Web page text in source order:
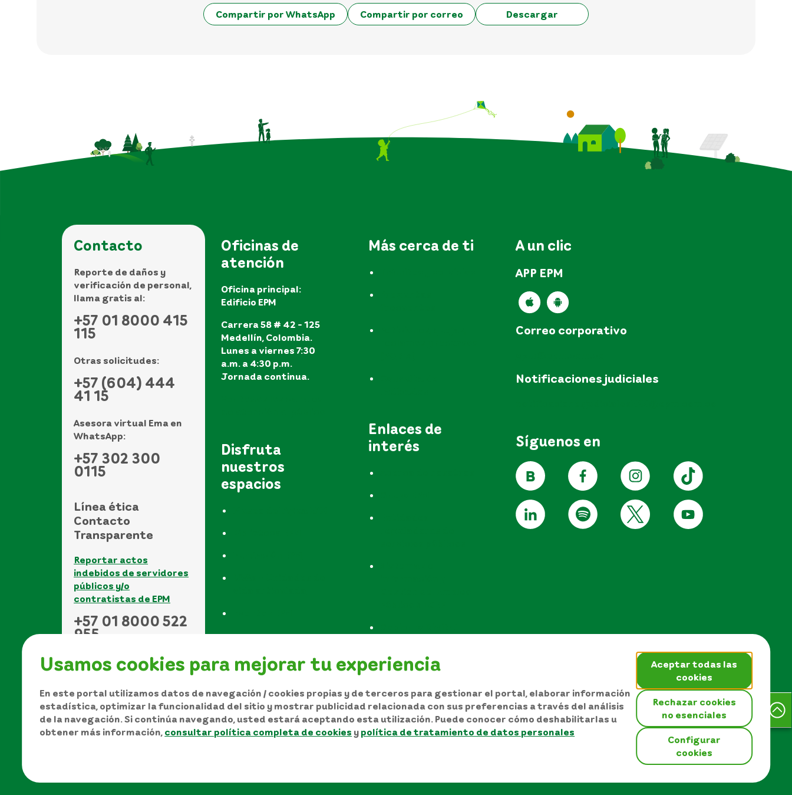
Compartir por WhatsApp Compartir por correo Descargar
Usamos cookies para mejorar tu experiencia
En este portal utilizamos datos de navegación / cookies propias y de terceros para gestionar el portal, elaborar información
estadística, optimizar la funcionalidad del sitio y mostrar publicidad relacionada con sus preferencias a través del análisis
de la navegación. Si continúa navegando, usted estará aceptando esta utilización. Puede conocer cómo deshabilitarlas u
obtener más información, consultar política completa de cookies y política de tratamiento de datos personales
Aceptar todas las
cookies
Rechazar cookies
no esenciales
Configurar
cookies
Contacto
Reporte de daños y
verificación de personal,
llama gratis al:
+57 01 8000 415
115
Otras solicitudes:
+57 (604) 444
41 15
Asesora virtual Ema en
WhatsApp:
+57 302 300
0115
Línea ética
Contacto
Transparente
Reportar actos
indebidos de servidores
públicos y/o
contratistas de EPM
+57 01 8000 522
955
Oficinas de
atención
Oficina principal:
Edificio EPM
Carrera 58 # 42 - 125
Medellín, Colombia.
Lunes a viernes 7:30
a.m. a 4:30 p.m.
Jornada continua.
Disfruta
nuestros
espacios
Más cerca de ti
Enlaces de
interés
A un clic
APP EPM
Correo corporativo
Notificaciones judiciales
Síguenos en
Manual de Derechos de Autor y/o autorización de uso sobre los contenidos
Política de protección de datos personales
Términos y condiciones del sitio Mapa del sitio
EPM © Todos los derechos
reservados 2026